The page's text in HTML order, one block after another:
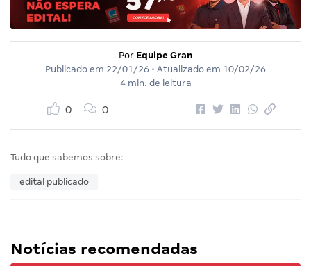
Por Equipe Gran
Publicado em 22/01/26 • Atualizado em 10/02/26
4 min. de leitura
0 0
Tudo que sabemos sobre:
edital publicado
Notícias recomendadas